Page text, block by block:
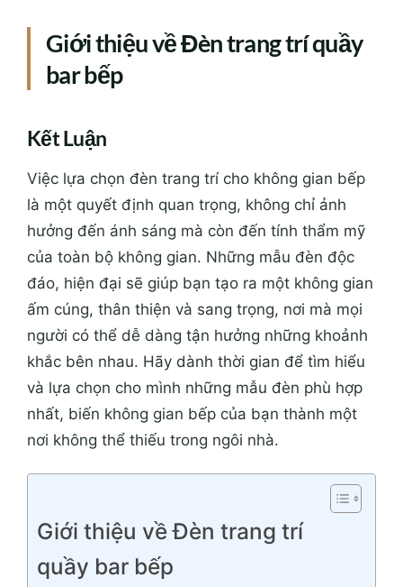
Giới thiệu về Đèn trang trí quầy
bar bếp
Kết Luận
Việc lựa chọn đèn trang trí cho không gian bếp
là một quyết định quan trọng, không chỉ ảnh
hưởng đến ánh sáng mà còn đến tính thẩm mỹ
của toàn bộ không gian. Những mẫu đèn độc
đáo, hiện đại sẽ giúp bạn tạo ra một không gian
ấm cúng, thân thiện và sang trọng, nơi mà mọi
người có thể dễ dàng tận hưởng những khoảnh
khắc bên nhau. Hãy dành thời gian để tìm hiểu
và lựa chọn cho mình những mẫu đèn phù hợp
nhất, biến không gian bếp của bạn thành một
nơi không thể thiếu trong ngôi nhà.
Giới thiệu về Đèn trang trí
quầy bar bếp